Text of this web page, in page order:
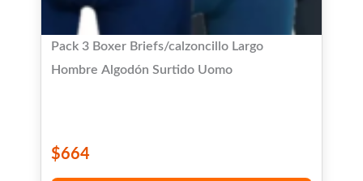
Pack 3 Boxer Briefs/calzoncillo Largo
Hombre Algodón Surtido Uomo
$664